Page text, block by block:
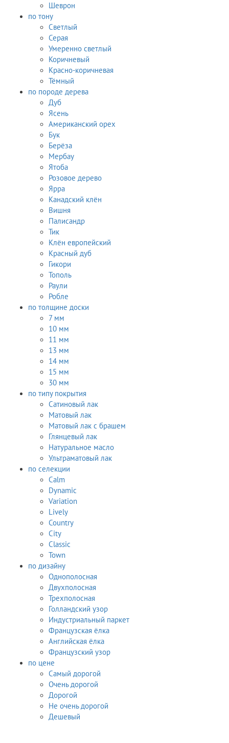
Шеврон
по тону
Светлый
Серая
Умеренно светлый
Коричневый
Красно-коричневая
Тёмный
по породе дерева
Дуб
Ясень
Американский орех
Бук
Берёза
Мербау
Ятоба
Розовое дерево
Ярра
Канадский клён
Вишня
Палисандр
Тик
Клён европейский
Красный дуб
Гикори
Тополь
Раули
Робле
по толщине доски
7 мм
10 мм
11 мм
13 мм
14 мм
15 мм
30 мм
по типу покрытия
Сатиновый лак
Матовый лак
Матовый лак с брашем
Глянцевый лак
Натуральное масло
Ультраматовый лак
по селекции
Calm
Dynamic
Variation
Lively
Country
City
Classic
Town
по дизайну
Однополосная
Двухполосная
Трехполосная
Голландский узор
Индустриальный паркет
Французская ёлка
Английская ёлка
Французский узор
по цене
Самый дорогой
Очень дорогой
Дорогой
Не очень дорогой
Дешевый